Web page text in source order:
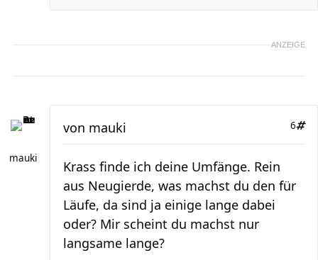
ANZEIGE
mauki
6
von mauki
Krass finde ich deine Umfänge. Rein
aus Neugierde, was machst du den für
Läufe, da sind ja einige lange dabei
oder? Mir scheint du machst nur
langsame lange?